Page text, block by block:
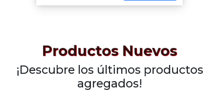
Productos Nuevos
¡Descubre los últimos productos
agregados!